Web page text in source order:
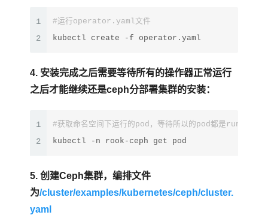
1
2
#运行operator.yaml文件
kubectl create -f operator.yaml
4. 安装完成之后需要等待所有的操作器正常运行
之后才能继续还是ceph分部署集群的安装：
1
2
#获取命名空间下运行的pod，等待所以的pod都是running状
kubectl -n rook-ceph get pod
5. 创建Ceph集群，编排文件
为/cluster/examples/kubernetes/ceph/cluster.
yaml